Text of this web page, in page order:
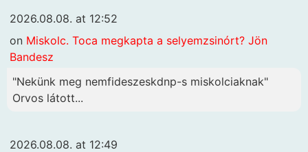
2026.08.08. at 12:52
on Miskolc. Toca megkapta a selyemzsinórt? Jön
Bandesz
"Nekünk meg nemfideszeskdnp-s miskolciaknak"
Orvos látott...
2026.08.08. at 12:49